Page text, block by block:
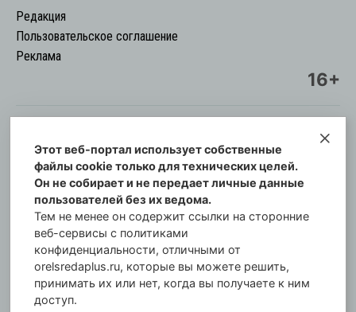
Редакция
Пользовательское соглашение
Реклама
16+
© Информационный городской портал
Орловская cреда-плюс, 2021-2026
Свидетельство о регистрации СМИ: ПИ №57-
00254 от 29 октября 2013 г.
Газета зарегистрирована Управлением
Федеральной службы по надзору в сфере связи,
информационных технологий и массовых
коммуникаций по Орловской области.
Главный редактор: Татьяна Филёва
Этот веб-портал использует собственные
файлы cookie только для технических целей.
Он не собирает и не передает личные данные
пользователей без их ведома.
Тем не менее он содержит ссылки на сторонние
веб-сервисы с политиками
конфиденциальности, отличными от
orelsredaplus.ru, которые вы можете решить,
принимать их или нет, когда вы получаете к ним
доступ.